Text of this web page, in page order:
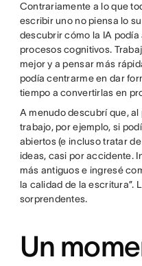
Contrariamente a lo que
escribir uno no piensa lo
descubrir cómo la IA
procesos cognitivos.
mejor y a pensar más
podía centrarme en dar
tiempo a convertirlas en
A menudo descubrí que,
trabajo, por ejemplo, si
abiertos (e incluso tratar
ideas, casi por accidente.
más antiguos e ingresé
la calidad de la escritura”.
sorprendentes.
Un